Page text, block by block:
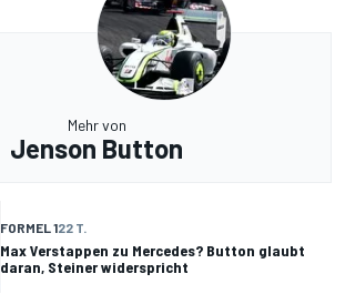
Mehr von
Jenson Button
FORMEL 122 T.
Max Verstappen zu Mercedes? Button glaubt
daran, Steiner widerspricht